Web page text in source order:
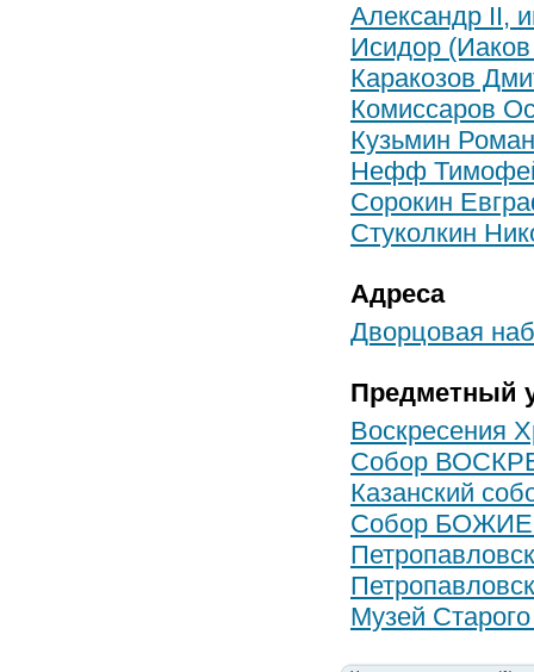
Александр II,
Исидор
Каракозов
Комиссаров
Кузьмин
Нефф
Сорокин
Стуколкин
Адреса
Дворцовая
Предметный
Воскресения
Собор
Казанский
Собор
Музей